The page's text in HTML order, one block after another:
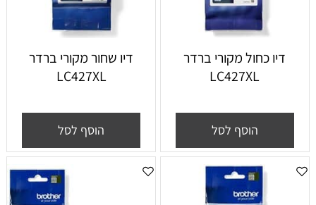
דיו כחול מקורי ברדר
LC427XL
הוסף לסל
דיו שחור מקורי ברדר
LC427XL
הוסף לסל